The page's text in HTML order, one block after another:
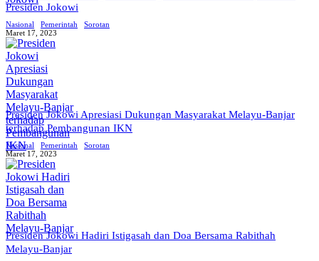
OPINI
HIBURAN
BERITABARU.CO
KABARBARU.CO
SERIKATNEWS.COM
PEWARTANUSANTARA.COM
LANGGAR.CO
JOBNAS.COM
SURAU.CO
REDAKSI
TENTANG
KAMI
KERJASAMA
PEDOMAN
MEDIA
CYBER
Presiden Jokowi
Nasional Pemerintah
Sorotan
Maret 17, 2023
Presiden Jokowi Apresiasi Dukungan Masyarakat Melayu-Banjar
terhadap Pembangunan IKN
Nasional Pemerintah
Sorotan
Maret 17, 2023
Presiden Jokowi Hadiri Istigasah dan Doa Bersama Rabithah
Melayu-Banjar